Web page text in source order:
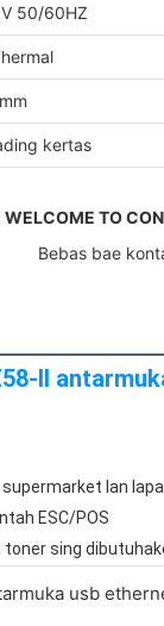
50/60HZ
kertas
WELCOME TO
Bebas bae
II
lan
ESC/POS
toner sing
usb